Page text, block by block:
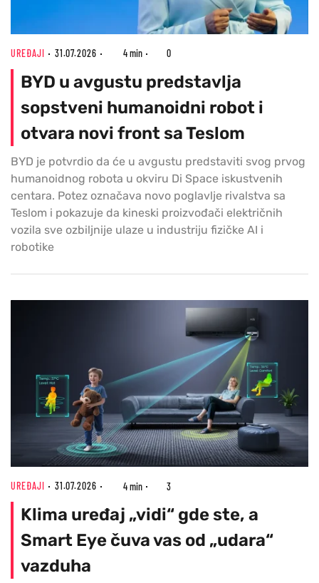
UREĐAJI 31.07.2026 4 min 0
BYD u avgustu predstavlja
sopstveni humanoidni robot i
otvara novi front sa Teslom
BYD je potvrdio da će u avgustu predstaviti svog prvog
humanoidnog robota u okviru Di Space iskustvenih
centara. Potez označava novo poglavlje rivalstva sa
Teslom i pokazuje da kineski proizvođači električnih
vozila sve ozbiljnije ulaze u industriju fizičke AI i
robotike
UREĐAJI 31.07.2026 4 min 3
Klima uređaj „vidi“ gde ste, a
Smart Eye čuva vas od „udara“
vazduha